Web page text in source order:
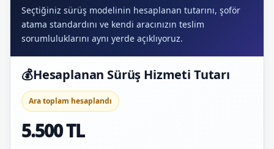
Seçtiğiniz sürüş modelinin hesaplanan tutarını, şoför
atama standardını ve kendi aracınızın teslim
sorumluluklarını aynı yerde açıklıyoruz.
💰Hesaplanan Sürüş Hizmeti Tutarı
Ara toplam hesaplandı
5.500 TL